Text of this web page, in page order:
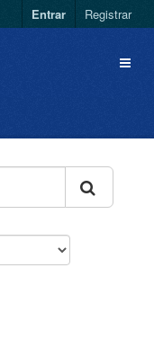
Entrar Registrar